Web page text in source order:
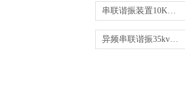
串联谐振装置10KV电缆交流耐压测试仪
异频串联谐振35kv电缆交流耐压试验装置